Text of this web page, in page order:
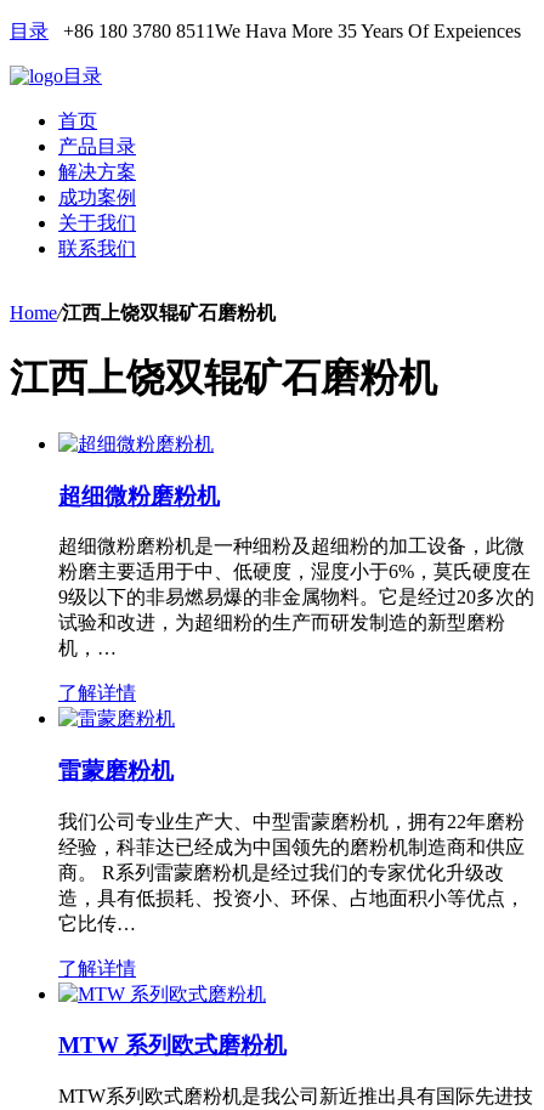
目录 +86 180 3780 8511We Hava More 35 Years Of Expeiences
目录
首页
产品目录
解决方案
成功案例
关于我们
联系我们
Home/江西上饶双辊矿石磨粉机
江西上饶双辊矿石磨粉机
超细微粉磨粉机
超细微粉磨粉机是一种细粉及超细粉的加工设备，此微
粉磨主要适用于中、低硬度，湿度小于6%，莫氏硬度在
9级以下的非易燃易爆的非金属物料。它是经过20多次的
试验和改进，为超细粉的生产而研发制造的新型磨粉
机，…
了解详情
雷蒙磨粉机
我们公司专业生产大、中型雷蒙磨粉机，拥有22年磨粉
经验，科菲达已经成为中国领先的磨粉机制造商和供应
商。 R系列雷蒙磨粉机是经过我们的专家优化升级改
造，具有低损耗、投资小、环保、占地面积小等优点，
它比传…
了解详情
MTW 系列欧式磨粉机
MTW系列欧式磨粉机是我公司新近推出具有国际先进技